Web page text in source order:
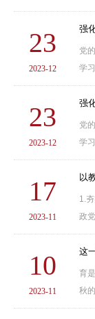
产
教
23
2023-12
强
党
学
产
教
23
2023-12
强
党
学
产
教
17
2023-11
以
1.
政
接
战
10
2023-11
这
育
秋
年